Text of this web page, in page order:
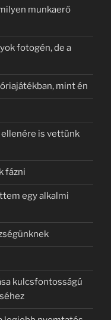
munkaerő
fotogén, de a
mint én
is vettünk
fázni
egy alkalmi
kulcsfontosságú